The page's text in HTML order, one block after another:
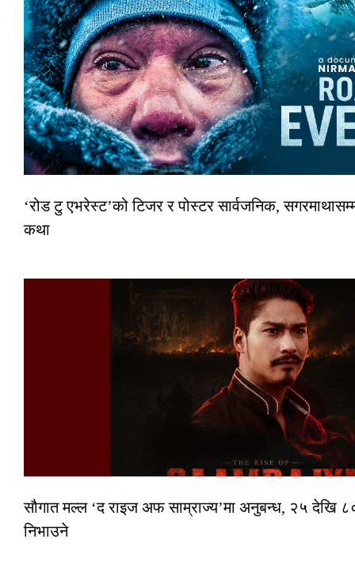
‘रोड टु एभरेस्ट’को टिजर र पोस्टर सार्वजनिक,
कथा
सौगात मल्ल ‘द राइज अफ साम्राज्य’मा अनुबन्ध, २५ देखि
निभाउने